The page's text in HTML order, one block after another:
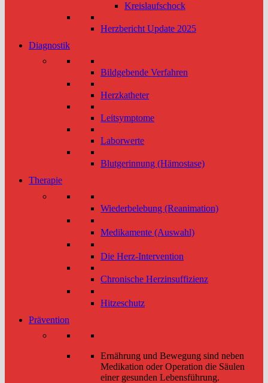
Kreislaufschock
Herzbericht Update 2025
Diagnostik
Bildgebende Verfahren
Herzkatheter
Leitsymptome
Laborwerte
Blutgerinnung (Hämostase)
Therapie
Wiederbelebung (Reanimation)
Medikamente (Auswahl)
Die Herz-Intervention
Chronische Herzinsuffizienz
Hitzeschutz
Prävention
Ernährung und Bewegung sind neben
Medikation oder Operation die Säulen
einer gesunden Lebensführung.